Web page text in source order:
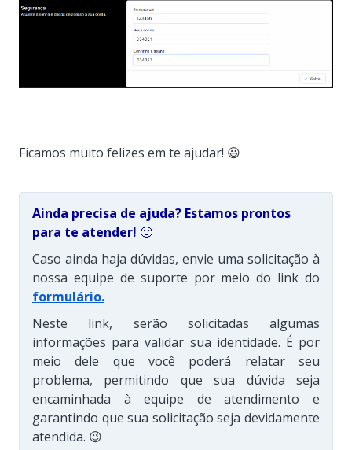
Ficamos muito felizes em te ajudar! 😃
Ainda precisa de ajuda? Estamos prontos
para te atender! 🙂
Caso ainda haja dúvidas, envie uma solicitação à
nossa equipe de suporte por meio do link do
formulário.
Neste link, serão solicitadas algumas
informações para validar sua identidade. É por
meio dele que você poderá relatar seu
problema, permitindo que sua dúvida seja
encaminhada à equipe de atendimento e
garantindo que sua solicitação seja devidamente
atendida. 😉